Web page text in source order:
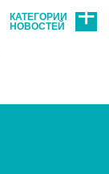
КАТЕГОРИИ
НОВОСТЕЙ